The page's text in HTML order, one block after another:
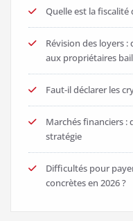
Quelle est la fiscalité
Révision des loyers :
aux propriétaires
Faut-il déclarer les
Marchés financiers :
stratégie
Difficultés pour
concrètes en 2026 ?